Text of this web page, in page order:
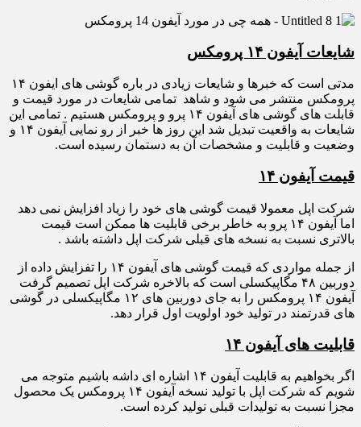
شایعات آیفون ۱۴ پرومکس
مدتی است که خبرها و شایعات زیادی در باره گوشی های ایفون ۱۴
پرومکس منتشر می شود و شاهد تمامی شایعات در مورد قیمت و
قابلت های گوشی های آیفون ۱۴ پرو و پرومکس هستیم . تمامی این
شایعات به واقعیت تبدیل شد این روز ها خبر از رو نمایی آیفون ۱۴ و
وضعیت و قابلیت و مشخصات آن به دستمان رسیده است.
قیمت آیفون ۱۴
شرکت اپل معمولا قیمت گوشی های خود را زیاد افزایش نمی دهد
اما آیفون ۱۴ پرو به خاطر برخی قابلیت ها ممکن است قیمت
بالاتری نسبت به نسخه های قبلی شرکت اپل داشته باشد .
از جمله مواردی که قیمت گوشی های آیفون ۱۴ را تفزایش داده از
دوربین ۴۸ مگاپیکسلی است که بالاخره شرکت اپل تصمیم گرفت
آیفون ۱۴ پرومکس را به جای دوربین های ۱۲ مگاپیکسلی در گوشی
های قدرتمند در تولید خود اولویت اول قرار دهد.
قابلیت های آیفون ۱۴
اگر بخواهیم به قابلیت آیفون ۱۴ اشاره ای داشه باشیم متوجه می
شویم که شرکت اپل با تولید نسخه آیفون ۱۴ پرومکس یک محصول
مجزا نسبت به تولیدات قبلی تولید کرده است.